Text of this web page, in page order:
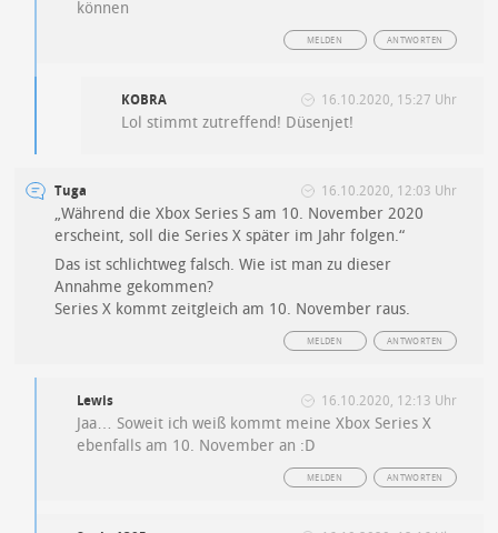
können
ANTWORTEN
MELDEN
KOBRA 16.10.2020, 15:27 Uhr
Lol stimmt zutreffend! Düsenjet!
Tuga 16.10.2020, 12:03 Uhr
„Während die Xbox Series S am 10. November 2020
erscheint, soll die Series X später im Jahr folgen.“
Das ist schlichtweg falsch. Wie ist man zu dieser
Annahme gekommen?
Series X kommt zeitgleich am 10. November raus.
ANTWORTEN
MELDEN
Lewis 16.10.2020, 12:13 Uhr
Jaa… Soweit ich weiß kommt meine Xbox Series X
ebenfalls am 10. November an :D
ANTWORTEN
MELDEN